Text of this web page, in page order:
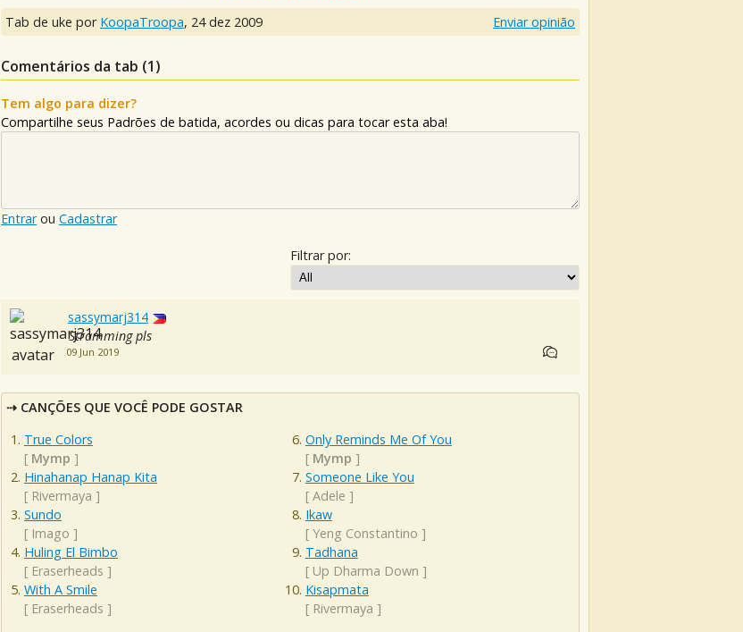
Tab de uke por KoopaTroopa, 24 dez 2009 Enviar opinião
Comentários da tab (1)
Tem algo para dizer?
Compartilhe seus Padrões de batida, acordes ou dicas para tocar esta aba!
Entrarou Cadastrar
Filtrar por:
sassymarj314
Stramming pls
09 Jun 2019
CANÇÕES QUE VOCÊ PODE GOSTAR
True Colors
[ Mymp ]
Hinahanap Hanap Kita
[ Rivermaya ]
Sundo
[ Imago ]
Huling El Bimbo
[ Eraserheads ]
With A Smile
[ Eraserheads ]
Only Reminds Me Of You
[ Mymp ]
Someone Like You
[ Adele ]
Ikaw
[ Yeng Constantino ]
Tadhana
[ Up Dharma Down ]
Kisapmata
[ Rivermaya ]